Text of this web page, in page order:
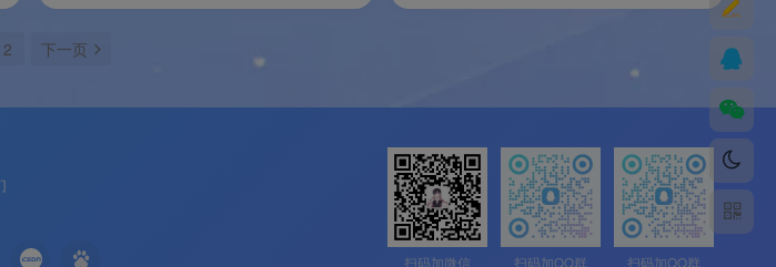
2 下一页
扫码加微信 扫码加QQ群 扫码加QQ群